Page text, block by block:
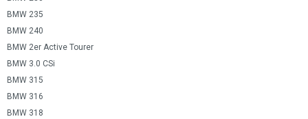
BMW 235
BMW 240
BMW 2er Active Tourer
BMW 3.0 CSi
BMW 315
BMW 316
BMW 318